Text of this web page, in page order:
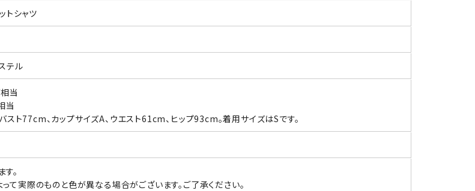
トシャツ
テル
当
当
スト77cm、カップサイズA、ウエスト61cm、ヒップ93cm。着用サイズはSです。
。
て実際のものと色が異なる場合がございます。ご了承ください。